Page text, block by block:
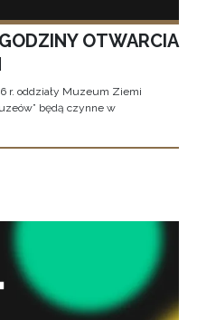
OTWARCIA
r. oddziały Muzeum Ziemi
będą czynne w